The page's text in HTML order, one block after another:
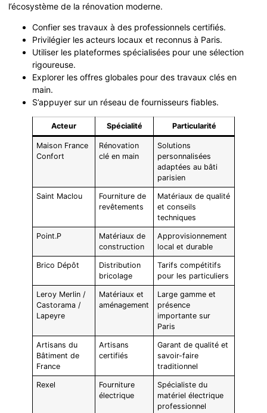
l’écosystème de la rénovation moderne.
Confier ses travaux à des professionnels certifiés.
Privilégier les acteurs locaux et reconnus à Paris.
Utiliser les plateformes spécialisées pour une sélection
rigoureuse.
Explorer les offres globales pour des travaux clés en
main.
S’appuyer sur un réseau de fournisseurs fiables.
Acteur Spécialité Particularité
Maison France
Confort
Rénovation
clé en main
Solutions
personnalisées
adaptées au bâti
parisien
Saint Maclou
Fourniture de
revêtements
Matériaux de qualité
et conseils
techniques
Point.P
Matériaux de
construction
Approvisionnement
local et durable
Brico Dépôt
Distribution
bricolage
Tarifs compétitifs
pour les particuliers
Leroy Merlin /
Castorama /
Lapeyre
Matériaux et
aménagement
Large gamme et
présence
importante sur
Paris
Artisans du
Bâtiment de
France
Artisans
certifiés
Garant de qualité et
savoir-faire
traditionnel
Rexel
Fourniture
électrique
Spécialiste du
matériel électrique
professionnel